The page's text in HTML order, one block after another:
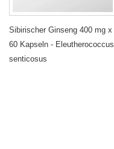
Sibirischer Ginseng 400 mg x
60 Kapseln - Eleutherococcus
senticosus